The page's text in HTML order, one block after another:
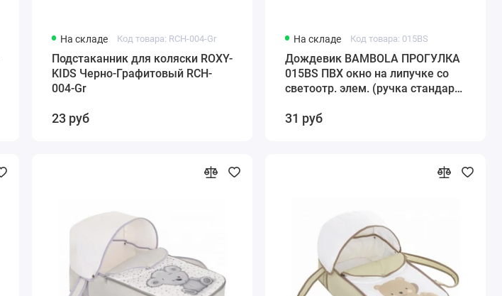
На складе Код товара: RCH-004-Gr
Подстаканник для коляски ROXY-
KIDS Черно-Графитовый RCH-
004-Gr
23 руб
На складе Код товара: 015ВS
Дождевик BAMBOLA ПРОГУЛКА
015ВS ПВХ окно на липучке со
светоотр. элем. (ручка стандарт,
31 руб